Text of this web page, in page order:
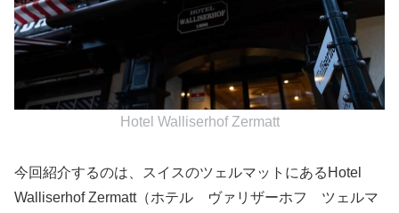
Hotel Walliserhof Zermatt
今回紹介するのは、スイスのツェルマットにあるHotel
Walliserhof Zermatt（ホテル ヴァリザーホフ ツェルマ